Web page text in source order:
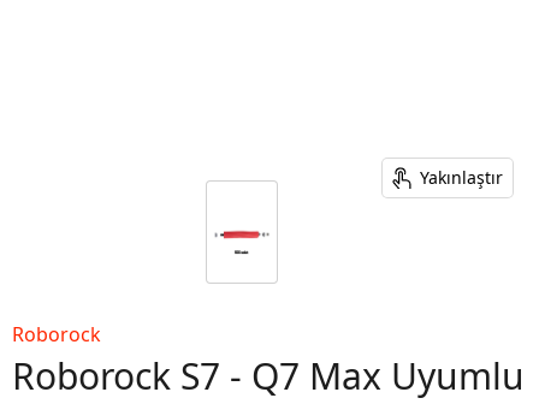
Yakınlaştır
Roborock
Roborock S7 - Q7 Max Uyumlu